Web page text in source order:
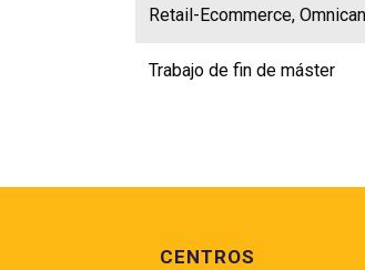
Retail-Ecommerce,
Trabajo de fin de máster
CENTROS